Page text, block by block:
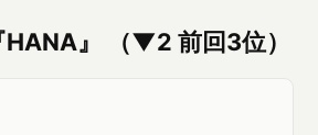
、自己紹介であり決意表明で
もTop 5を維持し続ける息の長